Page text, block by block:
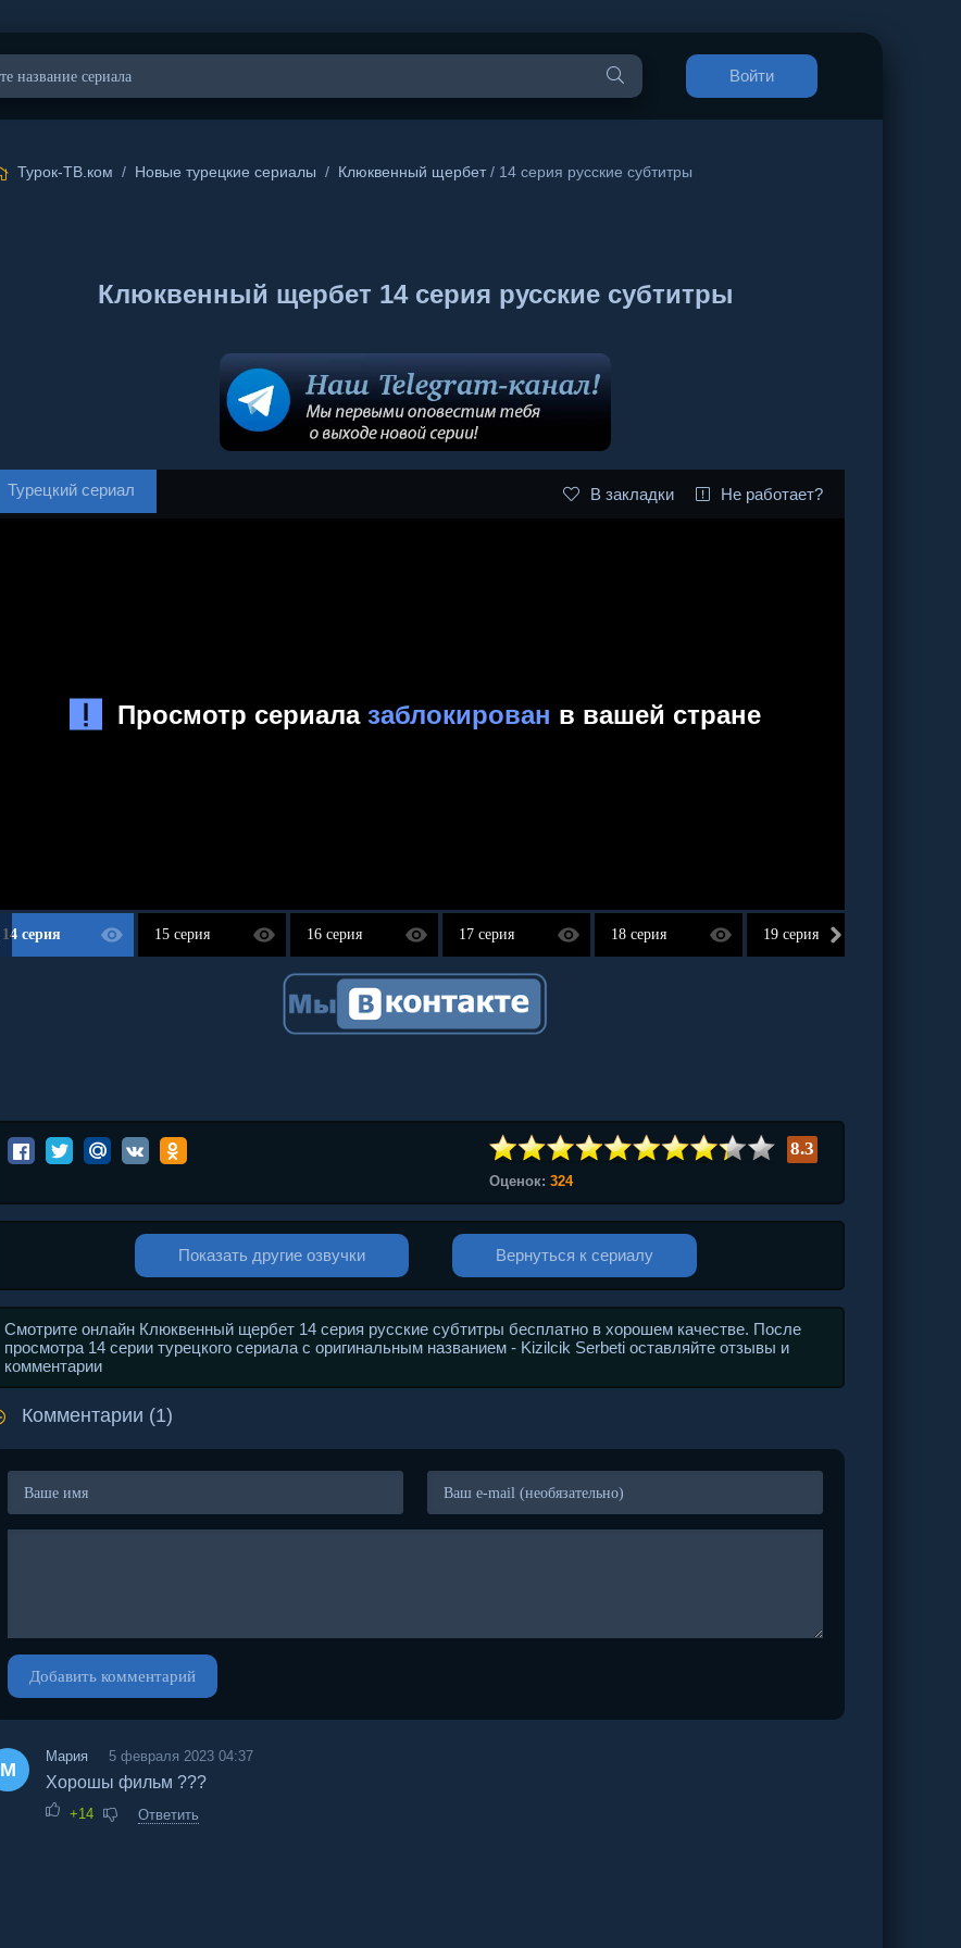
Войти
Турок-ТВ.ком / Новые турецкие сериалы / Клюквенный щербет/ 14 серия русские субтитры
Клюквенный щербет 14 серия русские субтитры
Турецкий сериал В закладки Не работает?
14 серия 15 серия 16 серия 17 серия 18 серия 19 серия
8.3
Оценок: 324
Показать другие озвучки Вернуться к сериалу
Смотрите онлайн Клюквенный щербет 14 серия русские субтитры бесплатно в хорошем качестве. После
просмотра 14 серии турецкого сериала с оригинальным названием - Kizilcik Serbeti оставляйте отзывы и
комментарии
Комментарии (1)
Добавить комментарий
М
Мария 5 февраля 2023 04:37
Хорошы фильм ???
+14 Ответить